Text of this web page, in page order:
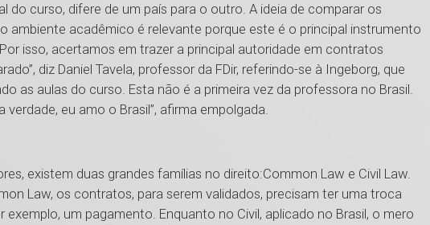
do curso, difere de um país para o outro. A ideia de comparar os
ambiente acadêmico é relevante porque este é o principal instrumento
isso, acertamos em trazer a principal autoridade em contratos
diz Daniel Tavela, professor da FDir, referindo-se à Ingeborg, que
as aulas do curso. Esta não é a primeira vez da professora no Brasil.
verdade, eu amo o Brasil”, afirma empolgada.
existem duas grandes famílias no direito:Common Law e Civil Law.
Law, os contratos, para serem validados, precisam ter uma troca
um pagamento. Enquanto no Civil, aplicado no Brasil, o mero